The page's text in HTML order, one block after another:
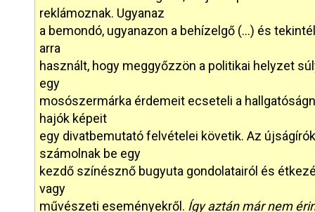
reklámoznak. Ugyanaz
a bemondó, ugyanazon a behízelgő (…) és
arra
használt, hogy meggyőzzön a politikai helyzet
egy
mosószermárka érdemeit ecseteli a
hajók képeit
egy divatbemutató felvételei követik. Az
számolnak be egy
kezdő színésznő bugyuta gondolatairól és
vagy
művészeti eseményekről. Így aztán már nem